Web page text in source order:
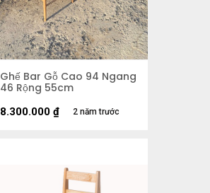
Ghế Bar Gỗ Cao 94 Ngang
46 Rộng 55cm
2 năm trước
8.300.000 ₫